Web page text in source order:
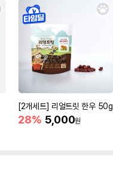
[2개세트] 리얼트릿 한우 50g
28% 5,000원